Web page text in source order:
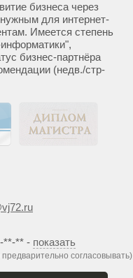
бизнеса через
для интернет-
Имеется степень
бизнес-партнёра
(недв./стр-
**-** - показать
согласовывать)